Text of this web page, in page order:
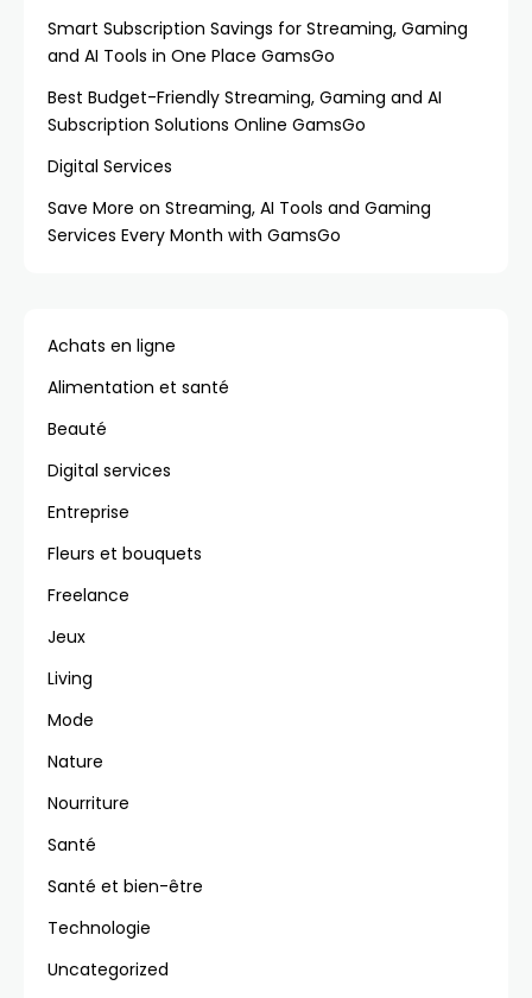
Smart Subscription Savings for Streaming, Gaming
and AI Tools in One Place GamsGo
Best Budget-Friendly Streaming, Gaming and AI
Subscription Solutions Online GamsGo
Digital Services
Save More on Streaming, AI Tools and Gaming
Services Every Month with GamsGo
Achats en ligne
Alimentation et santé
Beauté
Digital services
Entreprise
Fleurs et bouquets
Freelance
Jeux
Living
Mode
Nature
Nourriture
Santé
Santé et bien-être
Technologie
Uncategorized